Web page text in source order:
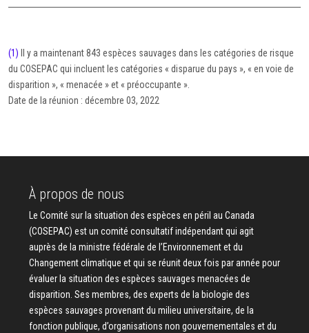
(1) Il y a maintenant 843 espèces sauvages dans les catégories de risque
du COSEPAC qui incluent les catégories « disparue du pays », « en voie de
disparition », « menacée » et « préoccupante ».
Date de la réunion : décembre 03, 2022
À propos de nous
Le Comité sur la situation des espèces en péril au Canada
(COSEPAC) est un comité consultatif indépendant qui agit
auprès de la ministre fédérale de l’Environnement et du
Changement climatique et qui se réunit deux fois par année pour
évaluer la situation des espèces sauvages menacées de
disparition. Ses membres, des experts de la biologie des
espèces sauvages provenant du milieu universitaire, de la
fonction publique, d’organisations non gouvernementales et du